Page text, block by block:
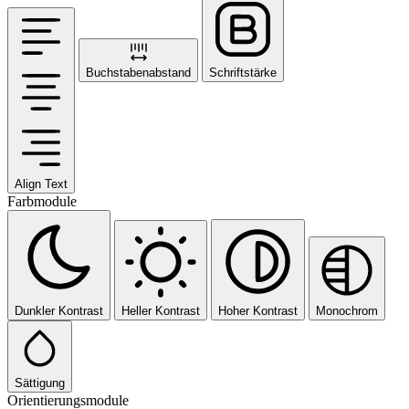
Align Text
Buchstabenabstand Schriftstärke
Farbmodule
Dunkler Kontrast Heller Kontrast Hoher Kontrast Monochrom
Sättigung
Orientierungsmodule